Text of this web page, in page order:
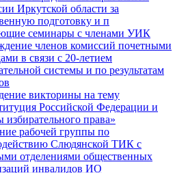
Иркутской области за
подготовку и п
семинары с членами УИК
членов комиссий почетными
в связи с 20-летием
системы и по результатам
викторины на тему
Российской Федерации и
избирательного права»
рабочей группы по
Слюдянской ТИК с
отделениями общественных
инвалидов ИО